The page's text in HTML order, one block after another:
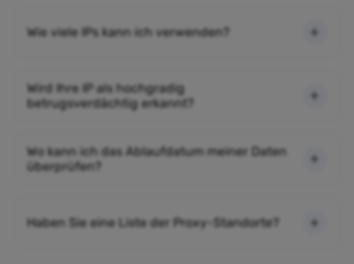
Wie viele IPs kann ich verwenden?
Wird Ihre IP als hochgradig
betrugsverdächtig erkannt?
Wo kann ich das Ablaufdatum meiner Daten
überprüfen?
Haben Sie eine Liste der Proxy-Standorte?